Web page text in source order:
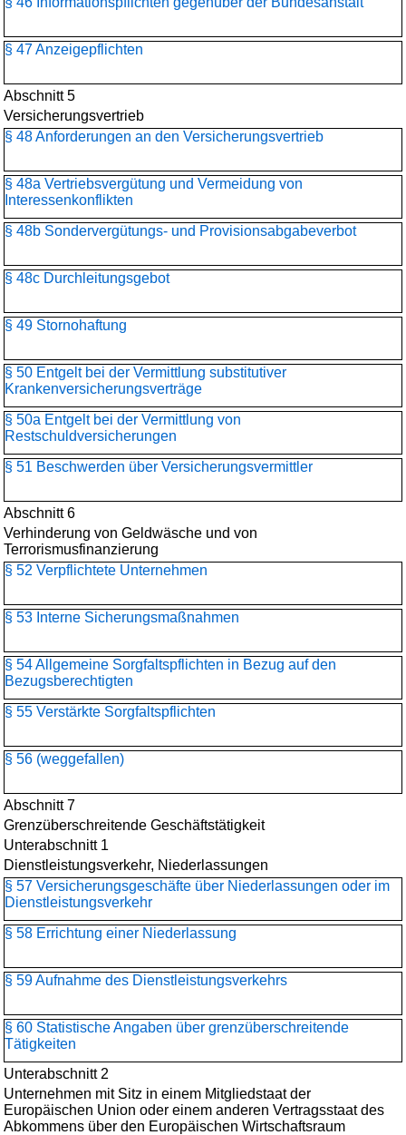
§ 47 Anzeigepflichten
Abschnitt 5
Versicherungsvertrieb
§ 48 Anforderungen an den Versicherungsvertrieb
§ 48a Vertriebsvergütung und Vermeidung von
Interessenkonflikten
§ 48b Sondervergütungs- und Provisionsabgabeverbot
§ 48c Durchleitungsgebot
§ 49 Stornohaftung
§ 50 Entgelt bei der Vermittlung substitutiver
Krankenversicherungsverträge
§ 50a Entgelt bei der Vermittlung von
Restschuldversicherungen
§ 51 Beschwerden über Versicherungsvermittler
Abschnitt 6
Verhinderung von Geldwäsche und von
Terrorismusfinanzierung
§ 52 Verpflichtete Unternehmen
§ 53 Interne Sicherungsmaßnahmen
§ 54 Allgemeine Sorgfaltspflichten in Bezug auf den
Bezugsberechtigten
§ 55 Verstärkte Sorgfaltspflichten
§ 56 (weggefallen)
Abschnitt 7
Grenzüberschreitende Geschäftstätigkeit
Unterabschnitt 1
Dienstleistungsverkehr, Niederlassungen
§ 57 Versicherungsgeschäfte über Niederlassungen oder im
Dienstleistungsverkehr
§ 58 Errichtung einer Niederlassung
§ 59 Aufnahme des Dienstleistungsverkehrs
§ 60 Statistische Angaben über grenzüberschreitende
Tätigkeiten
Unterabschnitt 2
Unternehmen mit Sitz in einem Mitgliedstaat der
Europäischen Union oder einem anderen Vertragsstaat des
Abkommens über den Europäischen Wirtschaftsraum